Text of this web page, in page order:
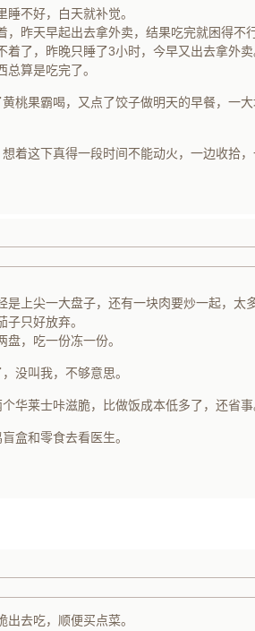
睡不好，白天就补觉。
，昨天早起出去拿外卖，结果吃完就困得不
着了，昨晚只睡了3小时，今早又出去拿外卖
总算是吃完了。
桃果霸喝，又点了饺子做明天的早餐，一
着这下真得一段时间不能动火，一边收拾，
是上尖一大盘子，还有一块肉要炒一起，太
子只好放弃。
盘，吃一份冻一份。
没叫我，不够意思。
华莱士咔滋脆，比做饭成本低多了，还省事
盒和零食去看医生。
出去吃，顺便买点菜。